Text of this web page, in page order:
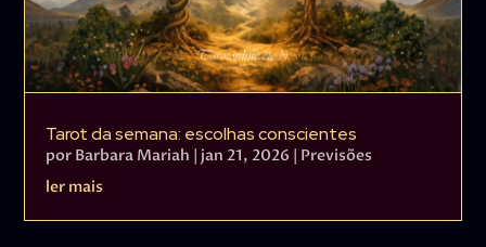
Tarot da semana: escolhas conscientes
por Barbara Mariah jan 21, 2026
Previsões
ler mais